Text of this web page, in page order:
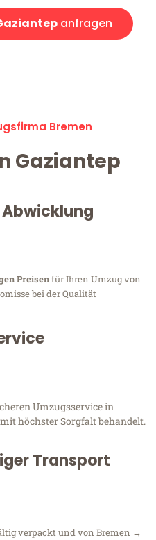
anfragen
Bremen
Gaziantep
Preisenfür Ihren Umzug von
bei der Qualität
Umzugsservice in
höchster Sorgfalt behandelt.
Transport
verpackt und von Bremen →